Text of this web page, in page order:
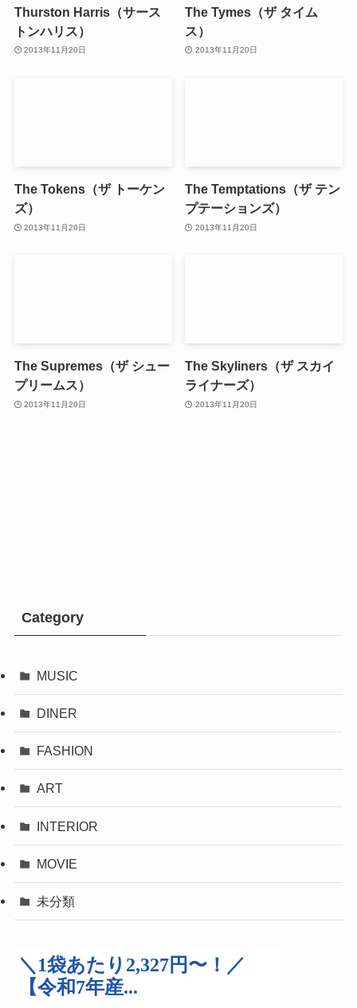
Thurston Harris（サース
トンハリス）
2013年11月20日
The Tymes（ザ タイム
ス）
2013年11月20日
The Tokens（ザ トーケン
ズ）
2013年11月20日
The Temptations（ザ テン
プテーションズ）
2013年11月20日
The Supremes（ザ シュー
プリームス）
2013年11月20日
The Skyliners（ザ スカイ
ライナーズ）
2013年11月20日
Category
MUSIC
DINER
FASHION
ART
INTERIOR
MOVIE
未分類